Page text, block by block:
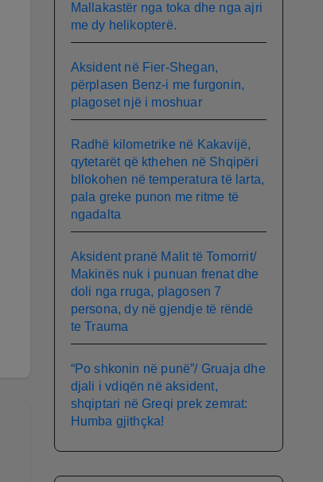
Mallakastër nga toka dhe nga ajri
me dy helikopterë.
Aksident në Fier-Shegan,
përplasen Benz-i me furgonin,
plagoset një i moshuar
Radhë kilometrike në Kakavijë,
qytetarët që kthehen në Shqipëri
bllokohen në temperatura të larta,
pala greke punon me ritme të
ngadalta
Aksident pranë Malit të Tomorrit/
Makinës nuk i punuan frenat dhe
doli nga rruga, plagosen 7
persona, dy në gjendje të rëndë
te Trauma
“Po shkonin në punë”/ Gruaja dhe
djali i vdiqën në aksident,
shqiptari në Greqi prek zemrat:
Humba gjithçka!